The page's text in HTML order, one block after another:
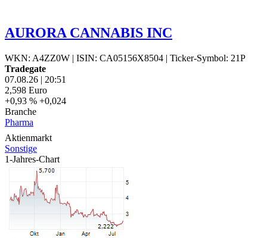
AURORA CANNABIS INC
WKN: A4ZZ0W | ISIN: CA05156X8504 | Ticker-Symbol: 21P
Tradegate
07.08.26 | 20:51
2,598 Euro
+0,93 % +0,024
Branche
Pharma
Aktienmarkt
Sonstige
1-Jahres-Chart